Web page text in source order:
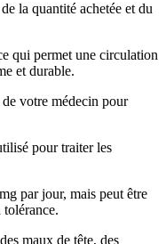
la quantité achetée et du
qui permet une circulation
et durable.
votre médecin pour
pour traiter les
par jour, mais peut être
maux de tête, des